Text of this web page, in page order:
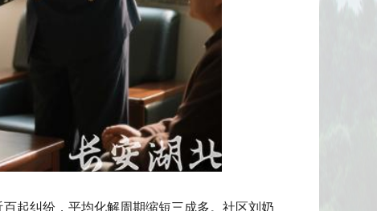
起纠纷，平均化解周期缩短三成多。社区刘奶